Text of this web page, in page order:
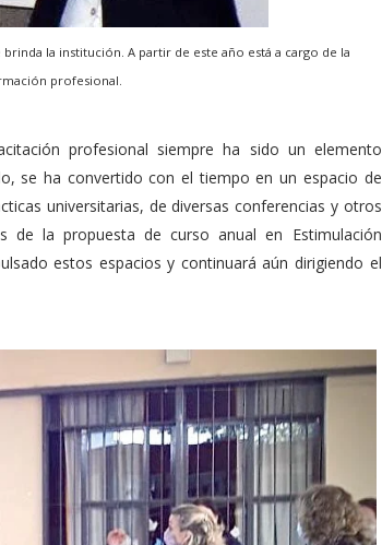
la institución. A partir de este año está a cargo de la
profesional.
profesional siempre ha sido un elemento
se ha convertido con el tiempo en un espacio de
universitarias, de diversas conferencias y otros
de la propuesta de curso anual en Estimulación
estos espacios y continuará aún dirigiendo el